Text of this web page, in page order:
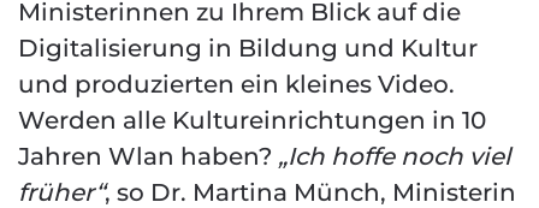
Ministerinnen zu Ihrem Blick auf die
Digitalisierung in Bildung und Kultur
und produzierten ein kleines Video.
Werden alle Kultureinrichtungen in 10
Jahren Wlan haben? „Ich hoffe noch viel
früher“, so Dr. Martina Münch, Ministerin